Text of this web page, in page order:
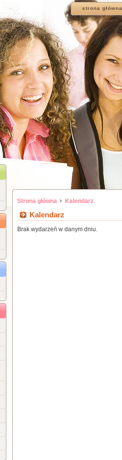
strona główna
Strona główna Kalendarz
Kalendarz
Brak wydarzeń w danym dniu.